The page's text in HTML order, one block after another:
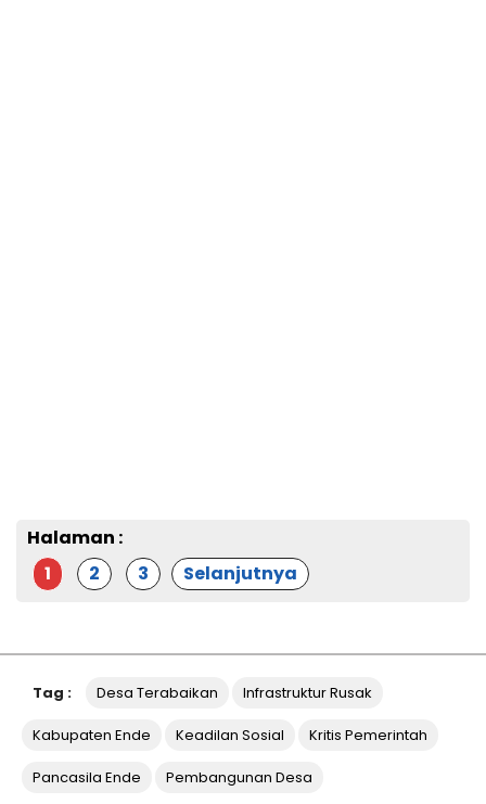
Halaman :
1
2 3 Selanjutnya
Tag : Desa Terabaikan Infrastruktur Rusak
Kabupaten Ende Keadilan Sosial Kritis Pemerintah
Pancasila Ende Pembangunan Desa